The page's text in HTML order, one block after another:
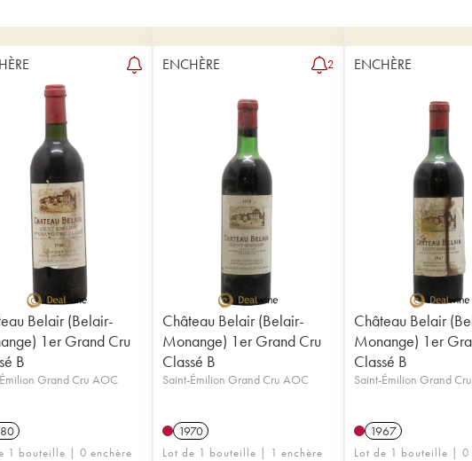
Belair (Belair-
1er Grand Cru
B
Grand Cru AOC
1 bouteille | 0 enchère
ENCHÈRE 2
Château Belair (Belair-
Monange) 1er Grand Cru
Classé B
Saint-Émilion Grand Cru AOC
1970
Lot de 1 bouteille | 1 enchère
ENCHÈRE
Château Belair
Monange) 1er
Classé B
Saint-Émilion Grand
1967
Lot de 1 bouteille | 0